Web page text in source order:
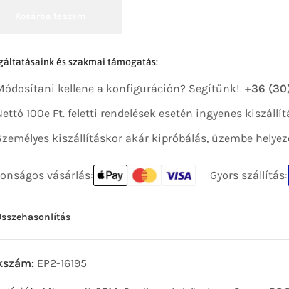
és szakmai támogatás:
kellene a konfiguráción? Segítünk! +36
100e Ft. feletti rendelések esetén ingyenes
kiszállításkor akár kipróbálás, üzembe
vásárlás: Gyors szállítás:
EP2-16195